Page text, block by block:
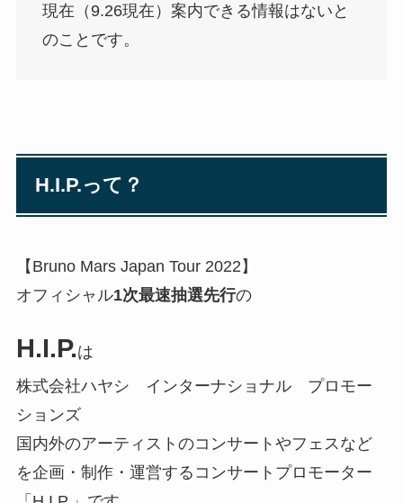
現在（9.26現在）案内できる情報はないと
のことです。
H.I.P.って？
【Bruno Mars Japan Tour 2022】
オフィシャル1次最速抽選先⾏の
H.I.P.は
株式会社ハヤシ インターナショナル プロモー
ションズ
国内外のアーティストのコンサートやフェスなど
を企画・制作・運営するコンサートプロモーター